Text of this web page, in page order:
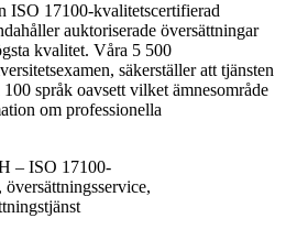
ISO 17100-kvalitetscertifierad
auktoriserade översättningar
kvalitet. Våra 5 500
säkerställer att tjänsten
språk oavsett vilket ämnesområde
om professionella
– ISO 17100-